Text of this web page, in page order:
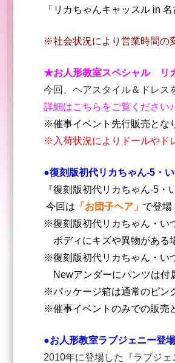
「リカちゃんキャッスル in
※社会状況により営業時間の
★お人形教室スペシャル リ
今回、ヘアスタイル＆ドレス
詳細はこちらをご覧ください♪
※催事イベント先行販売とな
※入荷状況によりドールやド
●復刻版初代リカちゃん‐5・
『復刻版初代リカちゃん‐5
今回は 「お団子ヘア」 で登場
※復刻版初代リカちゃん・い
ボディにキズや異物がある
※復刻版初代リカちゃん・い
Newアンダーにパンツは付
※パッケージ箱は通常のピン
※催事イベントのみでの販売
●お人形教室ラブジェニー登
2010年に登場した『ラブジェ